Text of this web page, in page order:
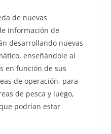
de nuevas
información de
desarrollando nuevas
enseñándole al
en función de sus
de operación, para
de pesca y luego,
podrían estar